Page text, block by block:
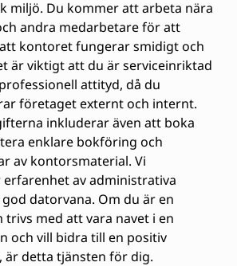
miljö. Du kommer att arbeta nära
andra medarbetare för att
kontoret fungerar smidigt och
är viktigt att du är serviceinriktad
attityd, då du
företaget externt och internt.
inkluderar även att boka
enklare bokföring och
av kontorsmaterial. Vi
av administrativa
datorvana. Om du är en
trivs med att vara navet i en
och vill bidra till en positiv
är detta tjänsten för dig.